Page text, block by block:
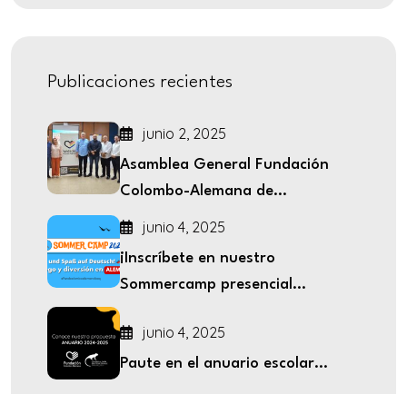
Publicaciones recientes
junio 2, 2025
Asamblea General Fundación
Colombo-Alemana de...
junio 4, 2025
¡Inscríbete en nuestro
Sommercamp presencial...
junio 4, 2025
Paute en el anuario escolar...